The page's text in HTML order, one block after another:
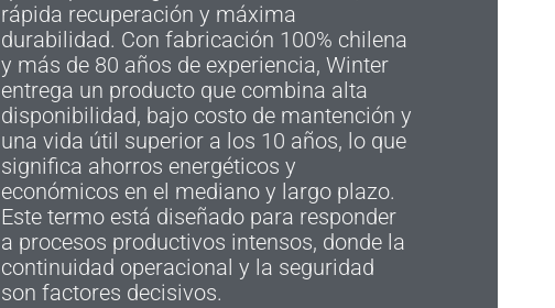
rápida recuperación y máxima
durabilidad. Con fabricación 100% chilena
y más de 80 años de experiencia, Winter
entrega un producto que combina alta
disponibilidad, bajo costo de mantención y
una vida útil superior a los 10 años, lo que
significa ahorros energéticos y
económicos en el mediano y largo plazo.
Este termo está diseñado para responder
a procesos productivos intensos, donde la
continuidad operacional y la seguridad
son factores decisivos.